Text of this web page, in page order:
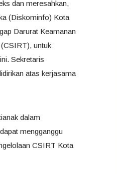
dan meresahkan,
(Diskominfo) Kota
Darurat Keamanan
untuk
Sekretaris
atas kerjasama
dalam
mengganggu
CSIRT Kota